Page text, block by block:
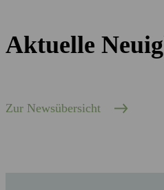
Aktuelle
Zur Newsübersicht